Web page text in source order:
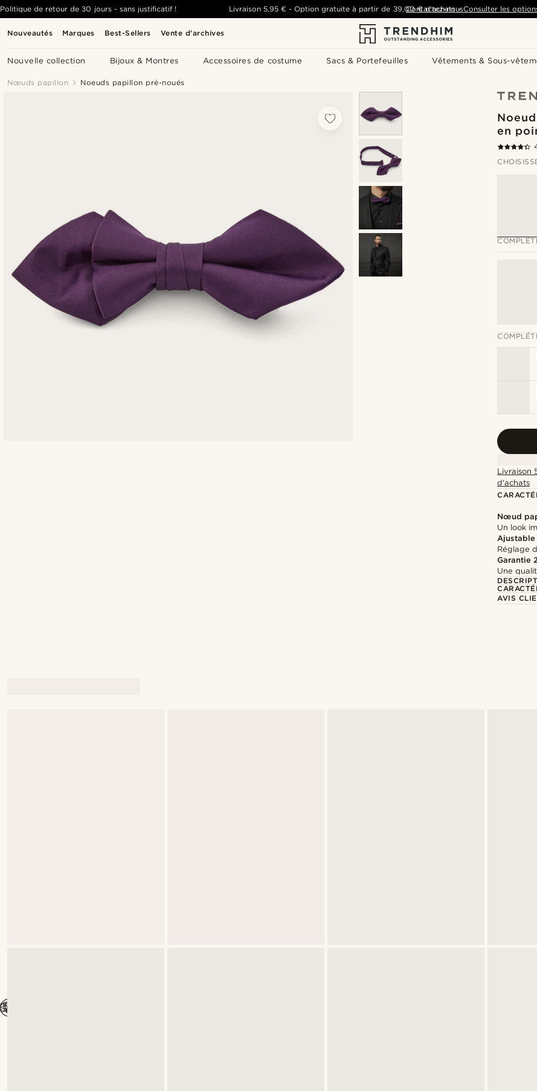
Nouveautés Marques Best-Sellers Vente d'archives
Nouvelle collection Bijoux & Montres Accessoires de costume Sacs & Portefeuilles Vêtements & Sous-
Politique de retour de 30 jours - sans justificatif ! Livraison 5,95 € -Option gratuite à partir de 39,00 € d'achats- Consulter les
Contactez-nous
Nœuds papillon Noeuds papillon pré-noués
en
Livraison
d'achats
Nœud
Un look
Ajustable
Réglage
Garantie
Une
AVIS